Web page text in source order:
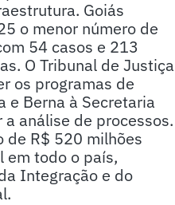
Goiás
o menor número de
54 casos e 213
O Tribunal de Justiça
os programas de
e Berna à Secretaria
análise de processos.
de R$ 520 milhões
em todo o país,
Integração e do